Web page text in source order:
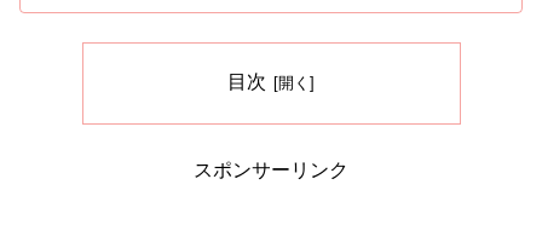
目次
スポンサーリンク